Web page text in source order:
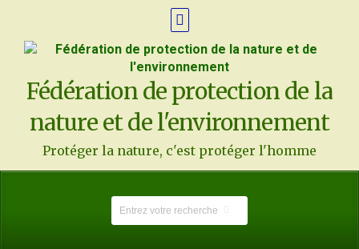
Fédération de protection de la
nature et de l'environnement
Protéger la nature, c'est protéger l'homme